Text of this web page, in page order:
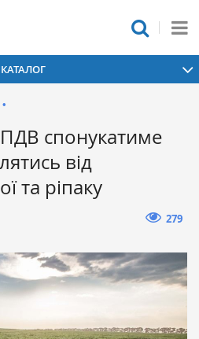
КАТАЛОГ
•
спонукатиме
від
та ріпаку
279